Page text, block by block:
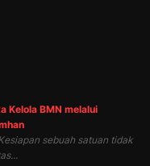
Kelola BMN melalui
sebuah satuan tidak